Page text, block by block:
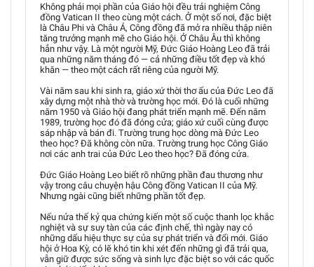
Không phải mọi phần của Giáo hội đều trải nghiệm Công
đồng Vatican II theo cùng một cách. Ở một số nơi, đặc biệt
là Châu Phi và Châu Á, Công đồng đã mở ra nhiều thập niên
tăng trưởng mạnh mẽ cho Giáo hội. Ở Châu Âu thì không
hẳn như vậy. Là một người Mỹ, Đức Giáo Hoàng Leo đã trải
qua những năm tháng đó — cả những điều tốt đẹp và khó
khăn — theo một cách rất riêng của người Mỹ.
Vài năm sau khi sinh ra, giáo xứ thời thơ ấu của Đức Leo đã
xây dựng một nhà thờ và trường học mới. Đó là cuối những
năm 1950 và Giáo hội đang phát triển mạnh mẽ. Đến năm
1989, trường học đó đã đóng cửa; giáo xứ cuối cùng được
sáp nhập và bán đi. Trường trung học dòng mà Đức Leo
theo học? Đã không còn nữa. Trường trung học Công Giáo
nơi các anh trai của Đức Leo theo học? Đã đóng cửa.
Đức Giáo Hoàng Leo biết rõ những phần đau thương như
vậy trong câu chuyện hậu Công đồng Vatican II của Mỹ.
Nhưng ngài cũng biết những phần tốt đẹp.
Nếu nửa thế kỷ qua chứng kiến một số cuộc thanh lọc khắc
nghiệt và sự suy tàn của các định chế, thì ngày nay có
những dấu hiệu thực sự của sự phát triển và đổi mới. Giáo
hội ở Hoa Kỳ, có lẽ khó tin khi xét đến những gì đã trải qua,
vẫn giữ được sức sống và sinh lực đặc biệt so với các quốc